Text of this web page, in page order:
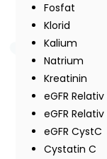
Fosfat
Klorid
Kalium
Natrium
Kreatinin
eGFR
eGFR
eGFR CystC
Cystatin C